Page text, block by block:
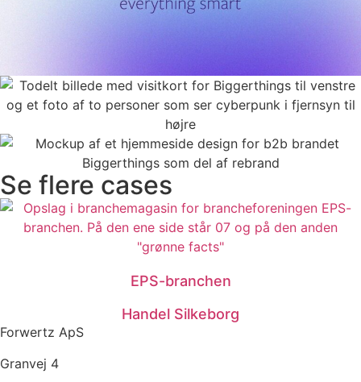
Se flere cases
EPS-branchen
Handel Silkeborg
Forwertz ApS
Granvej 4